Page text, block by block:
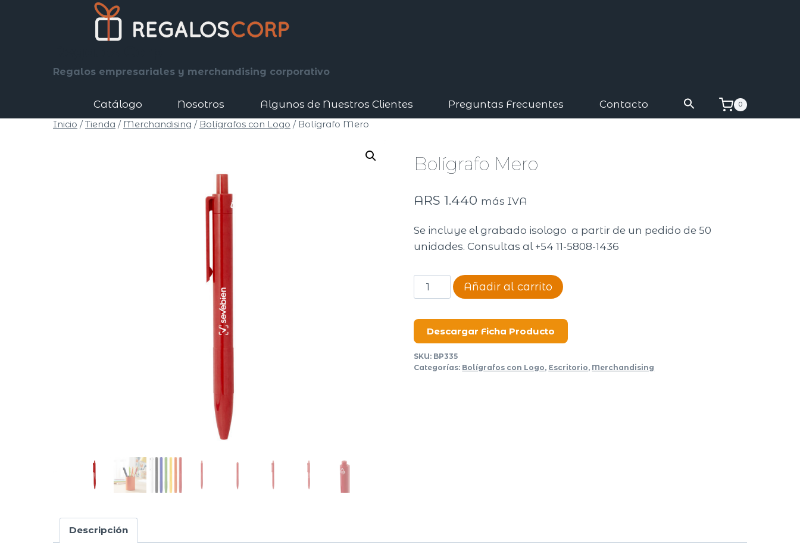
Regalos empresariales y merchandising corporativo
Catálogo Nosotros Algunos de Nuestros Clientes Preguntas Frecuentes Contacto 0
Inicio / Tienda / Merchandising / Bolígrafos con Logo / Bolígrafo Mero
Bolígrafo Mero
ARS 1.440 más IVA
Se incluye el grabado isologo a partir de un pedido de 50
unidades. Consultas al +54 11-5808-1436
Bolígrafo
Mero
Añadir al carrito
Descargar Ficha Producto
SKU: BP335
Categorías: Bolígrafos con Logo, Escritorio, Merchandising
Descripción